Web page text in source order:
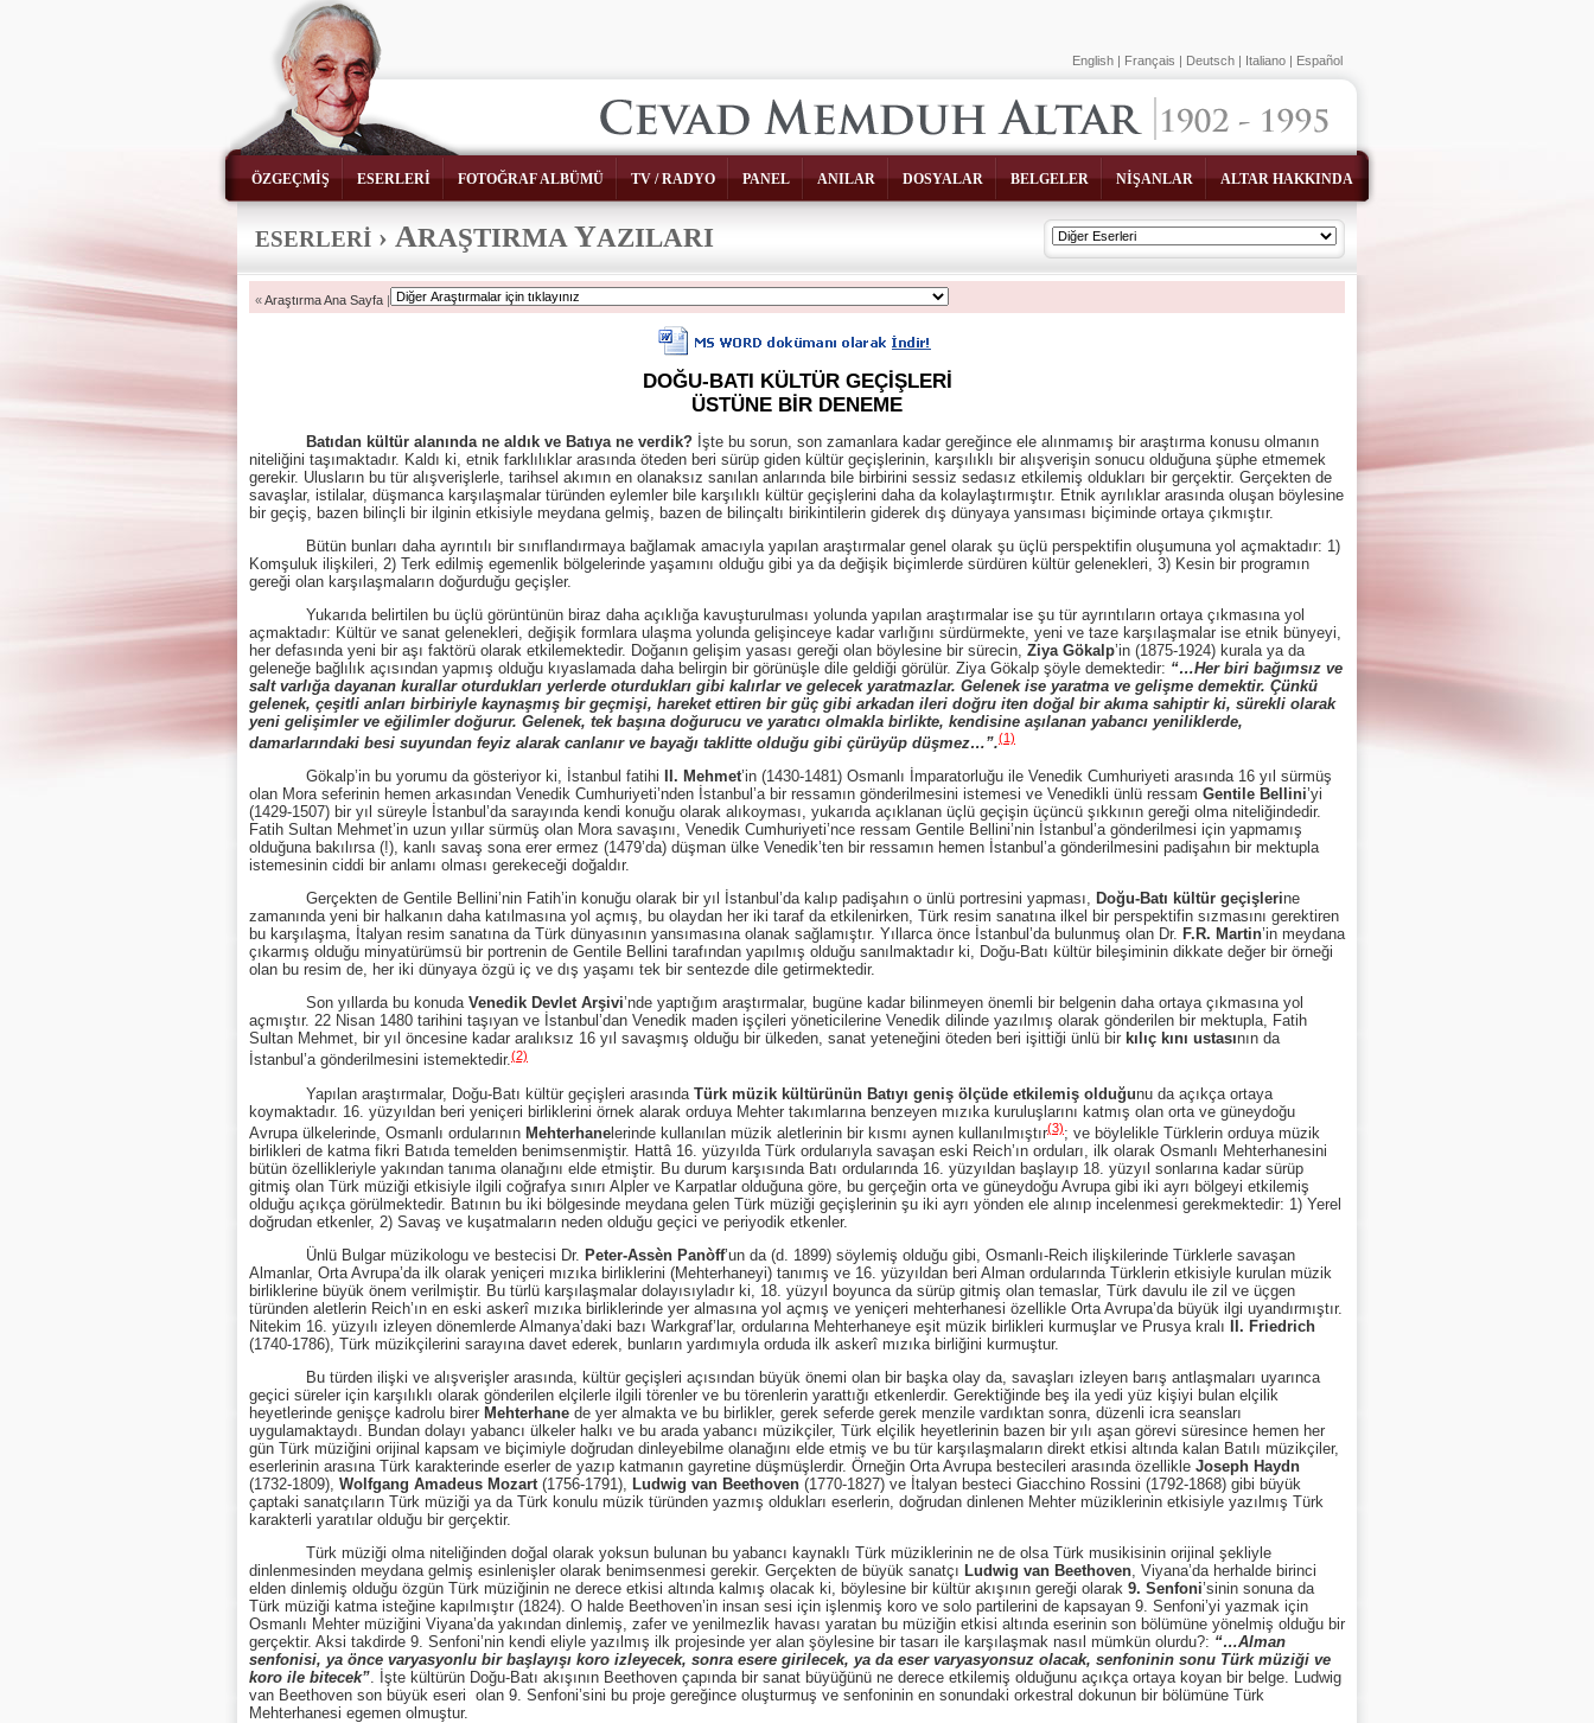
ÖZGEÇMİŞ ESERLERİ FOTOĞRAF ALBÜMÜ TV / RADYO PANEL ANILAR DOSYALAR BELGELER NİŞANLAR ALTAR HAKKINDA
English | Français | Deutsch | Italiano | Español
ESERLERİ › ARAŞTIRMA YAZILARI
«Araştırma Ana Sayfa |
DOĞU-BATI KÜLTÜR GEÇİŞLERİ
ÜSTÜNE BİR DENEME
Batıdan kültür alanında ne aldık ve Batıya ne verdik? İşte bu sorun, son zamanlara kadar gereğince ele alınmamış bir araştırma konusu olmanın
niteliğini taşımaktadır. Kaldı ki, etnik farklılıklar arasında öteden beri sürüp giden kültür geçişlerinin, karşılıklı bir alışverişin sonucu olduğuna şüphe etmemek
gerekir. Ulusların bu tür alışverişlerle, tarihsel akımın en olanaksız sanılan anlarında bile birbirini sessiz sedasız etkilemiş oldukları bir gerçektir. Gerçekten de
savaşlar, istilalar, düşmanca karşılaşmalar türünden eylemler bile karşılıklı kültür geçişlerini daha da kolaylaştırmıştır. Etnik ayrılıklar arasında oluşan böylesine
bir geçiş, bazen bilinçli bir ilginin etkisiyle meydana gelmiş, bazen de bilinçaltı birikintilerin giderek dış dünyaya yansıması biçiminde ortaya çıkmıştır.
Bütün bunları daha ayrıntılı bir sınıflandırmaya bağlamak amacıyla yapılan araştırmalar genel olarak şu üçlü perspektifin oluşumuna yol açmaktadır: 1)
Komşuluk ilişkileri, 2) Terk edilmiş egemenlik bölgelerinde yaşamını olduğu gibi ya da değişik biçimlerde sürdüren kültür gelenekleri, 3) Kesin bir programın
gereği olan karşılaşmaların doğurduğu geçişler.
Yukarıda belirtilen bu üçlü görüntünün biraz daha açıklığa kavuşturulması yolunda yapılan araştırmalar ise şu tür ayrıntıların ortaya çıkmasına yol
açmaktadır: Kültür ve sanat gelenekleri, değişik formlara ulaşma yolunda gelişinceye kadar varlığını sürdürmekte, yeni ve taze karşılaşmalar ise etnik bünyeyi,
her defasında yeni bir aşı faktörü olarak etkilemektedir. Doğanın gelişim yasası gereği olan böylesine bir sürecin, Ziya Gökalp’in (1875-1924) kurala ya da
geleneğe bağlılık açısından yapmış olduğu kıyaslamada daha belirgin bir görünüşle dile geldiği görülür. Ziya Gökalp şöyle demektedir: “…Her biri bağımsız ve
salt varlığa dayanan kurallar oturdukları yerlerde oturdukları gibi kalırlar ve gelecek yaratmazlar. Gelenek ise yaratma ve gelişme demektir. Çünkü
gelenek, çeşitli anları birbiriyle kaynaşmış bir geçmişi, hareket ettiren bir güç gibi arkadan ileri doğru iten doğal bir akıma sahiptir ki, sürekli olarak
yeni gelişimler ve eğilimler doğurur. Gelenek, tek başına doğurucu ve yaratıcı olmakla birlikte, kendisine aşılanan yabancı yeniliklerde,
damarlarındaki besi suyundan feyiz alarak canlanır ve bayağı taklitte olduğu gibi çürüyüp düşmez…”.(1)
Gökalp’in bu yorumu da gösteriyor ki, İstanbul fatihi II. Mehmet’in (1430-1481) Osmanlı İmparatorluğu ile Venedik Cumhuriyeti arasında 16 yıl sürmüş
olan Mora seferinin hemen arkasından Venedik Cumhuriyeti’nden İstanbul’a bir ressamın gönderilmesini istemesi ve Venedikli ünlü ressam Gentile Bellini’yi
(1429-1507) bir yıl süreyle İstanbul’da sarayında kendi konuğu olarak alıkoyması, yukarıda açıklanan üçlü geçişin üçüncü şıkkının gereği olma niteliğindedir.
Fatih Sultan Mehmet’in uzun yıllar sürmüş olan Mora savaşını, Venedik Cumhuriyeti’nce ressam Gentile Bellini’nin İstanbul’a gönderilmesi için yapmamış
olduğuna bakılırsa (!), kanlı savaş sona erer ermez (1479’da) düşman ülke Venedik’ten bir ressamın hemen İstanbul’a gönderilmesini padişahın bir mektupla
istemesinin ciddi bir anlamı olması gerekeceği doğaldır.
Gerçekten de Gentile Bellini’nin Fatih’in konuğu olarak bir yıl İstanbul’da kalıp padişahın o ünlü portresini yapması, Doğu-Batı kültür geçişlerine
zamanında yeni bir halkanın daha katılmasına yol açmış, bu olaydan her iki taraf da etkilenirken, Türk resim sanatına ilkel bir perspektifin sızmasını gerektiren
bu karşılaşma, İtalyan resim sanatına da Türk dünyasının yansımasına olanak sağlamıştır. Yıllarca önce İstanbul’da bulunmuş olan Dr. F.R. Martin’in meydana
çıkarmış olduğu minyatürümsü bir portrenin de Gentile Bellini tarafından yapılmış olduğu sanılmaktadır ki, Doğu-Batı kültür bileşiminin dikkate değer bir örneği
olan bu resim de, her iki dünyaya özgü iç ve dış yaşamı tek bir sentezde dile getirmektedir.
Son yıllarda bu konuda Venedik Devlet Arşivi’nde yaptığım araştırmalar, bugüne kadar bilinmeyen önemli bir belgenin daha ortaya çıkmasına yol
açmıştır. 22 Nisan 1480 tarihini taşıyan ve İstanbul’dan Venedik maden işçileri yöneticilerine Venedik dilinde yazılmış olarak gönderilen bir mektupla, Fatih
Sultan Mehmet, bir yıl öncesine kadar aralıksız 16 yıl savaşmış olduğu bir ülkeden, sanat yeteneğini öteden beri işittiği ünlü bir kılıç kını ustasının da
İstanbul’a gönderilmesini istemektedir.(2)
Yapılan araştırmalar, Doğu-Batı kültür geçişleri arasında Türk müzik kültürünün Batıyı geniş ölçüde etkilemiş olduğunu da açıkça ortaya
koymaktadır. 16. yüzyıldan beri yeniçeri birliklerini örnek alarak orduya Mehter takımlarına benzeyen mızıka kuruluşlarını katmış olan orta ve güneydoğu
Avrupa ülkelerinde, Osmanlı ordularının Mehterhane lerinde kullanılan müzik aletlerinin bir kısmı aynen kullanılmıştır(3); ve böylelikle Türklerin orduya müzik
birlikleri de katma fikri Batıda temelden benimsenmiştir. Hattâ 16. yüzyılda Türk ordularıyla savaşan eski Reich’ın orduları, ilk olarak Osmanlı Mehterhanesini
bütün özellikleriyle yakından tanıma olanağını elde etmiştir. Bu durum karşısında Batı ordularında 16. yüzyıldan başlayıp 18. yüzyıl sonlarına kadar sürüp
gitmiş olan Türk müziği etkisiyle ilgili coğrafya sınırı Alpler ve Karpatlar olduğuna göre, bu gerçeğin orta ve güneydoğu Avrupa gibi iki ayrı bölgeyi etkilemiş
olduğu açıkça görülmektedir. Batının bu iki bölgesinde meydana gelen Türk müziği geçişlerinin şu iki ayrı yönden ele alınıp incelenmesi gerekmektedir: 1) Yerel
doğrudan etkenler, 2) Savaş ve kuşatmaların neden olduğu geçici ve periyodik etkenler.
Ünlü Bulgar müzikologu ve bestecisi Dr. Peter-Assèn Panòff’un da (d. 1899) söylemiş olduğu gibi, Osmanlı-Reich ilişkilerinde Türklerle savaşan
Almanlar, Orta Avrupa’da ilk olarak yeniçeri mızıka birliklerini (Mehterhaneyi) tanımış ve 16. yüzyıldan beri Alman ordularında Türklerin etkisiyle kurulan müzik
birliklerine büyük önem verilmiştir. Bu türlü karşılaşmalar dolayısıyladır ki, 18. yüzyıl boyunca da sürüp gitmiş olan temaslar, Türk davulu ile zil ve üçgen
türünden aletlerin Reich’ın en eski askerî mızıka birliklerinde yer almasına yol açmış ve yeniçeri mehterhanesi özellikle Orta Avrupa’da büyük ilgi uyandırmıştır.
Nitekim 16. yüzyılı izleyen dönemlerde Almanya’daki bazı Warkgraf’lar, ordularına Mehterhaneye eşit müzik birlikleri kurmuşlar ve Prusya kralı
II. Friedrich
(1740-1786), Türk müzikçilerini sarayına davet ederek, bunların yardımıyla orduda ilk askerî mızıka birliğini kurmuştur.
Bu türden ilişki ve alışverişler arasında, kültür geçişleri açısından büyük önemi olan bir başka olay da, savaşları izleyen barış antlaşmaları uyarınca
geçici süreler için karşılıklı olarak gönderilen elçilerle ilgili törenler ve bu törenlerin yarattığı etkenlerdir. Gerektiğinde beş ila yedi yüz kişiyi bulan elçilik
heyetlerinde genişçe kadrolu birer Mehterhane de yer almakta ve bu birlikler, gerek seferde gerek menzile vardıktan sonra, düzenli icra seansları
uygulamaktaydı. Bundan dolayı yabancı ülkeler halkı ve bu arada yabancı müzikçiler, Türk elçilik heyetlerinin bazen bir yılı aşan görevi süresince hemen her
gün Türk müziğini orijinal kapsam ve biçimiyle doğrudan dinleyebilme olanağını elde etmiş ve bu tür karşılaşmaların direkt etkisi altında kalan Batılı müzikçiler,
eserlerinin arasına Türk karakterinde eserler de yazıp katmanın gayretine düşmüşlerdir. Örneğin Orta Avrupa bestecileri arasında özellikle Joseph Haydn
(1732-1809), Wolfgang Amadeus Mozart (1756-1791), Ludwig van Beethoven (1770-1827) ve İtalyan besteci Giacchino Rossini (1792-1868) gibi büyük
çaptaki sanatçıların Türk müziği ya da Türk konulu müzik türünden yazmış oldukları eserlerin, doğrudan dinlenen Mehter müziklerinin etkisiyle yazılmış Türk
karakterli yaratılar olduğu bir gerçektir.
Türk müziği olma niteliğinden doğal olarak yoksun bulunan bu yabancı kaynaklı Türk müziklerinin ne de olsa Türk musikisinin orijinal şekliyle
dinlenmesinden meydana gelmiş esinlenişler olarak benimsenmesi gerekir. Gerçekten de büyük sanatçı Ludwig van Beethoven , Viyana’da herhalde birinci
elden dinlemiş olduğu özgün Türk müziğinin ne derece etkisi altında kalmış olacak ki, böylesine bir kültür akışının gereği olarak 9. Senfoni’sinin sonuna da
Türk müziği katma isteğine kapılmıştır (1824). O halde Beethoven’in insan sesi için işlenmiş koro ve solo partilerini de kapsayan 9. Senfoni’yi yazmak için
Osmanlı Mehter müziğini Viyana’da yakından dinlemiş, zafer ve yenilmezlik havası yaratan bu müziğin etkisi altında eserinin son bölümüne yönelmiş olduğu bir
gerçektir. Aksi takdirde 9. Senfoni’nin kendi eliyle yazılmış ilk projesinde yer alan şöylesine bir tasarı ile karşılaşmak nasıl mümkün olurdu?: “…Alman
senfonisi, ya önce varyasyonlu bir başlayışı koro izleyecek, sonra esere girilecek, ya da eser varyasyonsuz olacak, senfoninin sonu Türk müziği ve
koro ile bitecek” . İşte kültürün Doğu-Batı akışının Beethoven çapında bir sanat büyüğünü ne derece etkilemiş olduğunu açıkça ortaya koyan bir belge. Ludwig
van Beethoven son büyük eseri olan 9. Senfoni’sini bu proje gereğince oluşturmuş ve senfoninin en sonundaki orkestral dokunun bir bölümüne Türk
Mehterhanesi egemen olmuştur.